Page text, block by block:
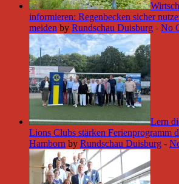
informieren: Regenbecken sicher
meiden by Rundschau Duisburg - No
Lern
Lions Clubs stärken Ferienprogramm
Hamborn by Rundschau Duisburg -